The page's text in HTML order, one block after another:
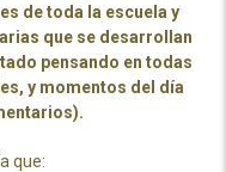
de toda la escuela y
que se desarrollan
pensando en todas
y momentos del día
que: